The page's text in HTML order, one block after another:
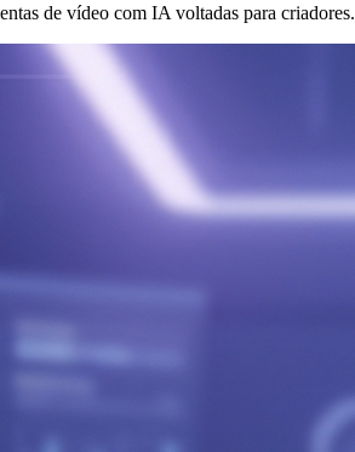
de vídeo com IA voltadas para criadores.